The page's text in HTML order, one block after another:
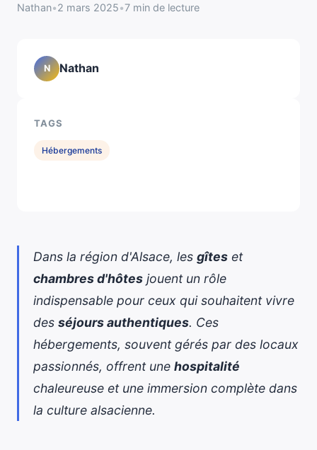
Nathan•2 mars 2025•7 min de lecture
Dans la région d'Alsace, les gîtes et
chambres d'hôtes jouent un rôle
indispensable pour ceux qui souhaitent vivre
des séjours authentiques. Ces
hébergements, souvent gérés par des locaux
passionnés, offrent une hospitalité
chaleureuse et une immersion complète dans
la culture alsacienne.
N Nathan
TAGS
Hébergements